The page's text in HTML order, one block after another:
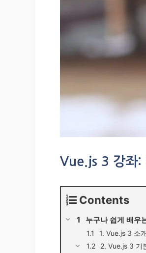
Vue.js 3 강좌:
Contents
누구나 쉽게 배우
1. Vue.js 3 소개
2. Vue.js 3 기